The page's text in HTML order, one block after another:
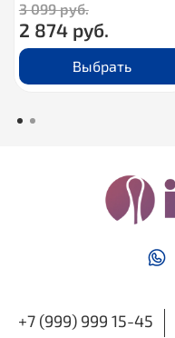
3 099 руб.
2 874 руб.
Выбрать
+7 (999) 999 15-45